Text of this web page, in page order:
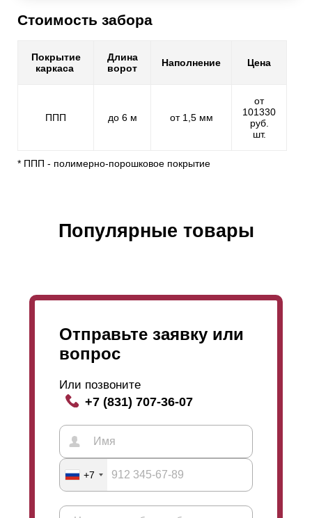
Стоимость забора
Покрытие
каркаса
Длина
ворот
Наполнение Цена
ППП до 6 м от 1,5 мм
от
101330
руб.
шт.
* ППП - полимерно-порошковое покрытие
Популярные товары
Отправьте заявку или
вопрос
Или позвоните
+7 (831) 707-36-07
+7